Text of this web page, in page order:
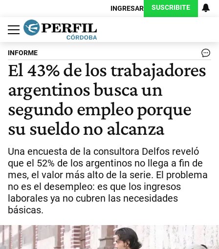
INGRESAR SUSCRIBITE
Política
Economía
Judiciales
Sociedad
Cultura
Espectáculos
Deportes
Protagonistas
INFORME
El 43% de los trabajadores
argentinos busca un
segundo empleo porque
su sueldo no alcanza
Una encuesta de la consultora Delfos reveló
que el 52% de los argentinos no llega a fin de
mes, el valor más alto de la serie. El problema
no es el desempleo: es que los ingresos
laborales ya no cubren las necesidades
básicas.